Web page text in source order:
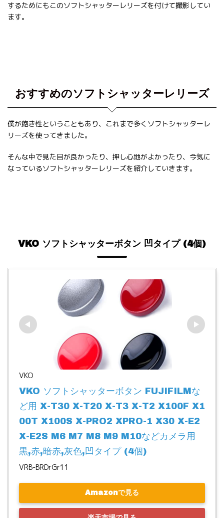
するためにもこのソフトシャッターレリーズを付けて撮影してい
ます。
おすすめのソフトシャッターレリーズ
僕が飽き性ということもあり、これまで多くソフトシャッターレ
リーズを使ってきました。
そんな中で見た目が良かったり、押し心地がよかったり、今気に
なっているソフトシャッターレリーズを紹介していきます。
VKO ソフトシャッターボタン 凹タイプ (4個)
VKO
VKO ソフトシャッターボタン FUJIFILMな
ど用 X-T30 X-T20 X-T3 X-T2 X100F X1
00T X100S X-PRO2 XPRO-1 X30 X-E2
X-E2S M6 M7 M8 M9 M10などカメラ用
黒,赤,暗赤,灰色,凹タイプ (4個)
VRB-BRDrGr11
Amazonで見る